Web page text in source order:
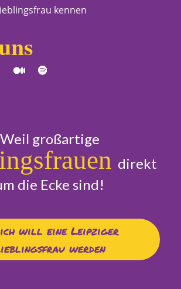
kennen
Weil großartige
direkt
die Ecke sind!
will eine Leipziger
werden